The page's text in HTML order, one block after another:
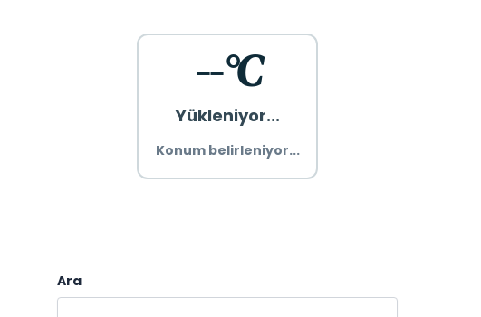
--°C
Yükleniyor...
Konum belirleniyor...
Ara